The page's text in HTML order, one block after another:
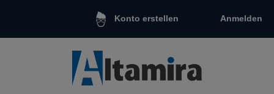
Konto erstellen Anmelden